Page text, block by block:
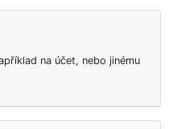
na účet, nebo jinému